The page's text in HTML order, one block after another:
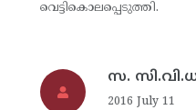
വെട്ടികൊലപ്പെടുത്തി.
സ.
2016 July 11